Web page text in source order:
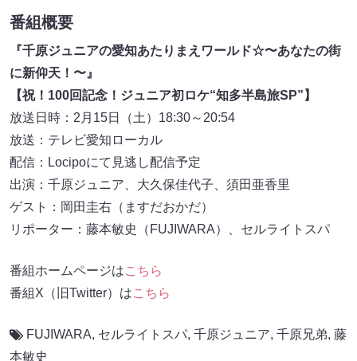
番組概要
『千原ジュニアの愛知あたりまえワールド☆〜あなたの街
に新仰天！〜』
【祝！100回記念！ジュニア初ロケ“知多半島旅SP”】
放送日時：2月15日（土）18:30～20:54
放送：テレビ愛知ローカル
配信：Locipoにて見逃し配信予定
出演：千原ジュニア、大久保佳代子、須田亜香里
ゲスト：岡田圭右（ますだおかだ）
リポーター：藤本敏史（FUJIWARA）、セルライトスパ
番組ホームページはこちら
番組X（旧Twitter）はこちら
FUJIWARA, セルライトスパ, 千原ジュニア, 千原兄弟, 藤
本敏史